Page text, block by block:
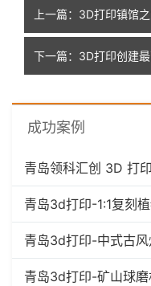
上一篇：3D打印镇馆
成功案例
青岛3d打印-1:1复刻
青岛3d打印-中式古
青岛3d打印-矿山球